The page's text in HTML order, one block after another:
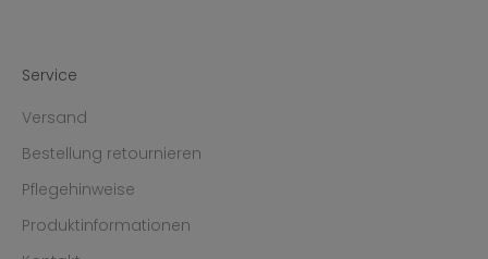
Service
Versand
Bestellung retournieren
Pflegehinweise
Produktinformationen